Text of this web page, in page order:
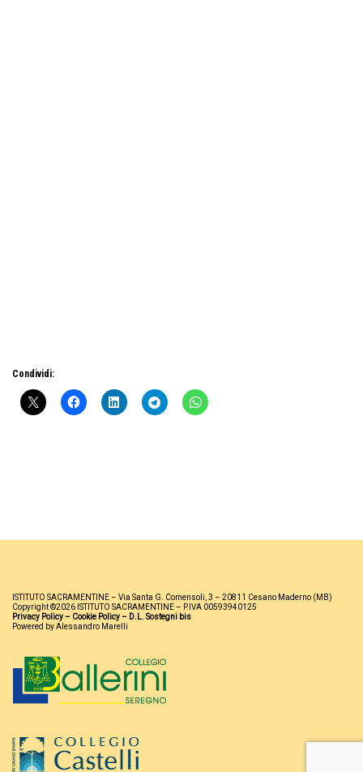
Condividi:
ISTITUTO SACRAMENTINE – Via Santa G. Comensoli, 3 – 20811 Cesano Maderno (MB)
Copyright ©2026 ISTITUTO SACRAMENTINE – P.IVA 00593940125
Privacy Policy– Cookie Policy– D.L. Sostegni bis
Powered by Alessandro Marelli